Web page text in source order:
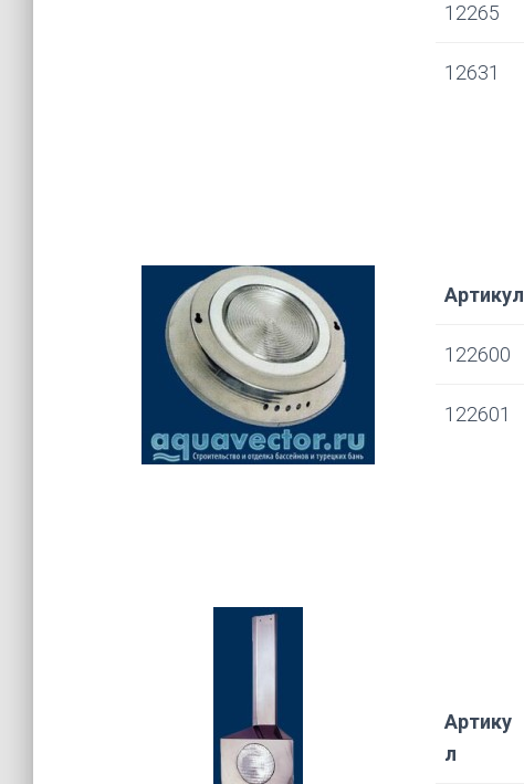
12265
12631
Артикул
122600
122601
Артику
л